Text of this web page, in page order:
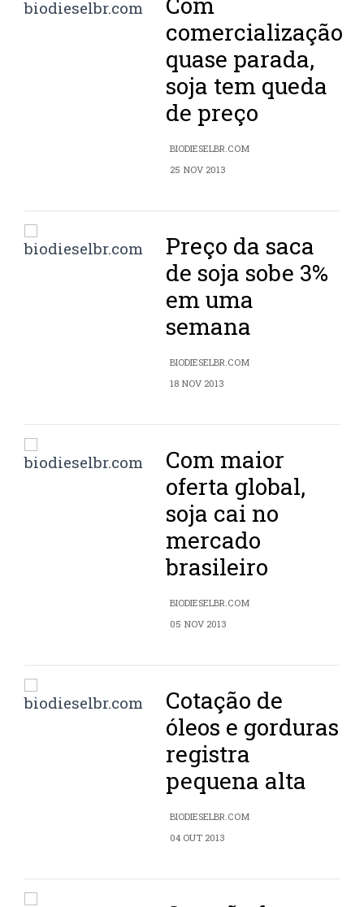
comercialização
quase parada,
soja tem queda
de preço
BIODIESELBR.COM
25 NOV 2013
Preço da saca
de soja sobe 3%
em uma
semana
BIODIESELBR.COM
18 NOV 2013
Com maior
oferta global,
soja cai no
mercado
brasileiro
BIODIESELBR.COM
05 NOV 2013
Cotação de
óleos e gorduras
registra
pequena alta
BIODIESELBR.COM
04 OUT 2013